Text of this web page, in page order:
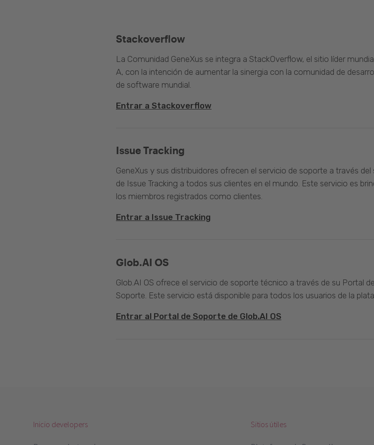
Stackoverflow
La Comunidad GeneXus se integra a StackOverflow, el sitio líder
A, con la intención de aumentar la sinergia con la comunidad de
de software mundial.
Entrar a Stackoverflow
Issue Tracking
GeneXus y sus distribuidores ofrecen el servicio de soporte a través del
de Issue Tracking a todos sus clientes en el mundo. Este servicio es
los miembros registrados como clientes.
Entrar a Issue Tracking
Glob.AI OS
Glob.AI OS ofrece el servicio de soporte técnico a través de su Portal de
Soporte. Este servicio está disponible para todos los usuarios de la
Entrar al Portal de Soporte de Glob.AI OS
Inicio developers Sitios útiles